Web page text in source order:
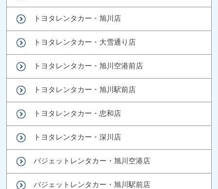
トヨタレンタカー・旭川店
トヨタレンタカー・大雪通り店
トヨタレンタカー・旭川空港前店
トヨタレンタカー・旭川駅前店
トヨタレンタカー・忠和店
トヨタレンタカー・深川店
バジェットレンタカー・旭川空港店
バジェットレンタカー・旭川駅前店